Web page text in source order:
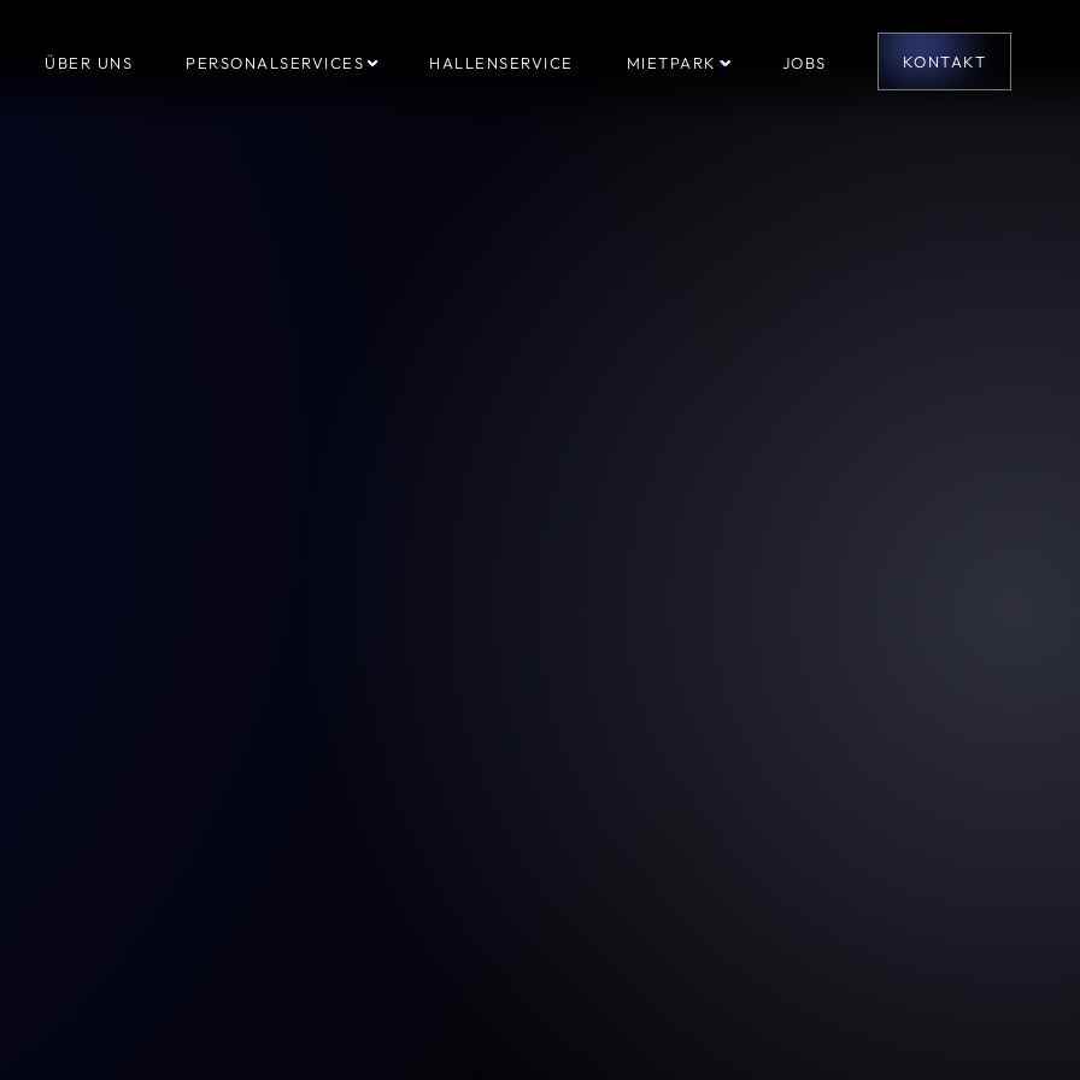
ÜBER UNS PERSONALSERVICES HALLENSERVICE MIETPARK JOBS KONTAKT